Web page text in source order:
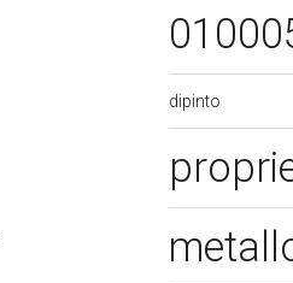
dipinto